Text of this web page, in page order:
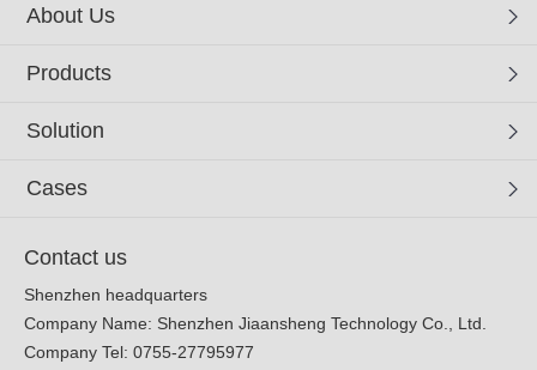
About Us
Products
Solution
Cases
Contact us
Shenzhen headquarters
Company Name: Shenzhen Jiaansheng Technology Co., Ltd.
Company Tel: 0755-27795977